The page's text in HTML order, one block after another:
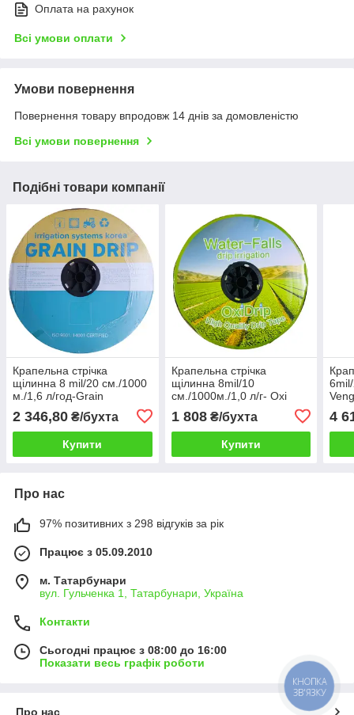
Оплата на рахунок
Всі умови оплати
Умови повернення
Повернення товару впродовж 14 днів за домовленістю
Всі умови повернення
Подібні товари компанії
Крапельна стрічка
щілинна 8 mil/20 см./1000
м./1,6 л/год-Grain
2 346,80 ₴/бухта
Купити
Крапельна стрічка
щілинна 8mil/10
см./1000м./1,0 л/г- Oxi
1 808₴/бухта
Купити
4
Про нас
97% позитивних з 298 відгуків за рік
Працює з 05.09.2010
м. Татарбунари
вул. Гульченка 1, Татарбунари, Україна
Контакти
Сьогодні працює з 08:00 до 16:00
Показати весь графік роботи
Про нас
КНОПКА
ЗВ'ЯЗКУ